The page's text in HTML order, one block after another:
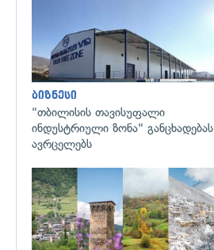
ბიზნესი
"თბილისის თავისუფალი
ინდუსტრიული ზონა" განცხადებას
ავრცელებს